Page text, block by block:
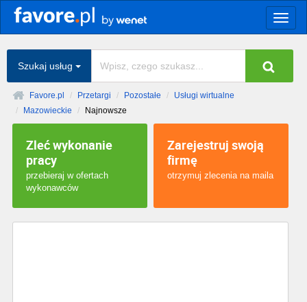
Szukaj usług
Favore.pl Przetargi Pozostałe
Usługi wirtualne
Mazowieckie
Najnowsze
Zleć wykonanie
pracy
przebieraj w ofertach
wykonawców
Zarejestruj swoją
firmę
otrzymuj zlecenia na maila